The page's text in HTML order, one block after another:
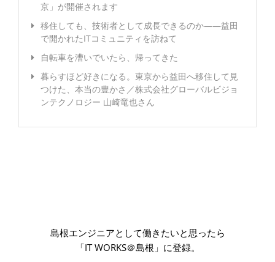
京」が開催されます
移住しても、技術者として成長できるのか――益田
で開かれたITコミュニティを訪ねて
自転車を漕いでいたら、帰ってきた
暮らすほど好きになる。東京から益田へ移住して見
つけた、本当の豊かさ／株式会社グローバルビジョ
ンテクノロジー 山崎竜也さん
島根エンジニアとして働きたいと思ったら
「IT WORKS＠島根」に登録。